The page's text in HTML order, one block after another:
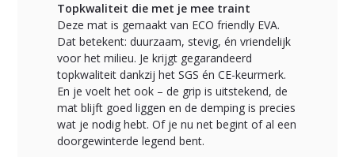
Topkwaliteit die met je mee traint
Deze mat is gemaakt van ECO friendly EVA.
Dat betekent: duurzaam, stevig, én vriendelijk
voor het milieu. Je krijgt gegarandeerd
topkwaliteit dankzij het SGS én CE-keurmerk.
En je voelt het ook – de grip is uitstekend, de
mat blijft goed liggen en de demping is precies
wat je nodig hebt. Of je nu net begint of al een
doorgewinterde legend bent.